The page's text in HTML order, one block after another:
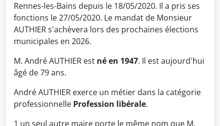
Rennes-les-Bains depuis le 18/05/2020. Il a pris ses
fonctions le 27/05/2020. Le mandat de Monsieur
AUTHIER s'achèvera lors des prochaines élections
municipales en 2026.
M. André AUTHIER est né en 1947. Il est aujourd'hui
âgé de 79 ans.
André AUTHIER exerce un métier dans la catégorie
professionnelle Profession libérale.
1 un seul autre maire porte le même nom que M.